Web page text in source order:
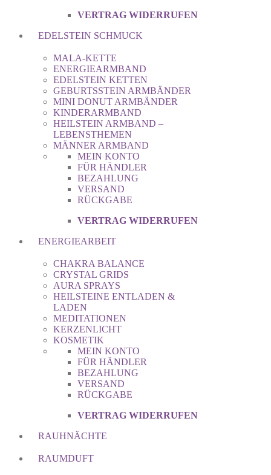
VERTRAG WIDERRUFEN
EDELSTEIN SCHMUCK
MALA-KETTE
ENERGIEARMBAND
EDELSTEIN KETTEN
GEBURTSSTEIN ARMBÄNDER
MINI DONUT ARMBÄNDER
KINDERARMBAND
HEILSTEIN ARMBAND –
LEBENSTHEMEN
MÄNNER ARMBAND
MEIN KONTO
FÜR HÄNDLER
BEZAHLUNG
VERSAND
RÜCKGABE
VERTRAG WIDERRUFEN
ENERGIEARBEIT
CHAKRA BALANCE
CRYSTAL GRIDS
AURA SPRAYS
HEILSTEINE ENTLADEN &
LADEN
MEDITATIONEN
KERZENLICHT
KOSMETIK
MEIN KONTO
FÜR HÄNDLER
BEZAHLUNG
VERSAND
RÜCKGABE
VERTRAG WIDERRUFEN
RAUHNÄCHTE
RAUMDUFT